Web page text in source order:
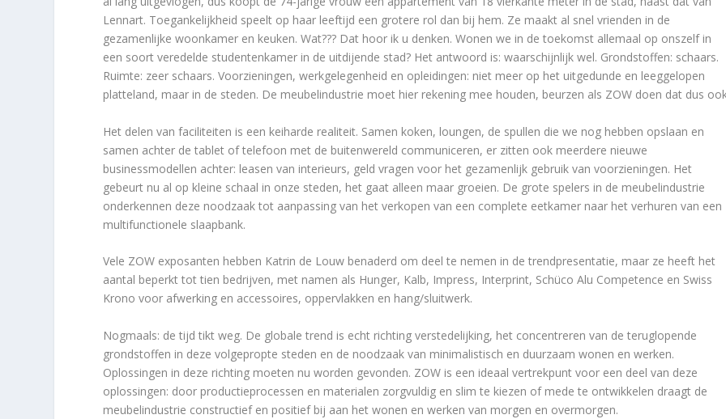
Lennart. Toegankelijkheid speelt op haar leeftijd een grotere rol dan bij hem. Ze maakt al snel vrienden in de
gezamenlijke woonkamer en keuken. Wat??? Dat hoor ik u denken. Wonen we in de toekomst allemaal op onszelf in
een soort veredelde studentenkamer in de uitdijende stad? Het antwoord is: waarschijnlijk wel. Grondstoffen: schaars.
Ruimte: zeer schaars. Voorzieningen, werkgelegenheid en opleidingen: niet meer op het uitgedunde en leeggelopen
platteland, maar in de steden. De meubelindustrie moet hier rekening mee houden, beurzen als ZOW doen dat dus
Het delen van faciliteiten is een keiharde realiteit. Samen koken, loungen, de spullen die we nog hebben opslaan en
samen achter de tablet of telefoon met de buitenwereld communiceren, er zitten ook meerdere nieuwe
businessmodellen achter: leasen van interieurs, geld vragen voor het gezamenlijk gebruik van voorzieningen. Het
gebeurt nu al op kleine schaal in onze steden, het gaat alleen maar groeien. De grote spelers in de meubelindustrie
onderkennen deze noodzaak tot aanpassing van het verkopen van een complete eetkamer naar het verhuren van een
multifunctionele slaapbank.
Vele ZOW exposanten hebben Katrin de Louw benaderd om deel te nemen in de trendpresentatie, maar ze heeft het
aantal beperkt tot tien bedrijven, met namen als Hunger, Kalb, Impress, Interprint, Schüco Alu Competence en Swiss
Krono voor afwerking en accessoires, oppervlakken en hang/sluitwerk.
Nogmaals: de tijd tikt weg. De globale trend is echt richting verstedelijking, het concentreren van de teruglopende
grondstoffen in deze volgepropte steden en de noodzaak van minimalistisch en duurzaam wonen en werken.
Oplossingen in deze richting moeten nu worden gevonden. ZOW is een ideaal vertrekpunt voor een deel van deze
oplossingen: door productieprocessen en materialen zorgvuldig en slim te kiezen of mede te ontwikkelen draagt de
meubelindustrie constructief en positief bij aan het wonen en werken van morgen en overmorgen.